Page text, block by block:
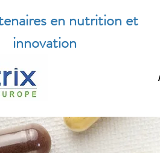
en nutrition et
innovation